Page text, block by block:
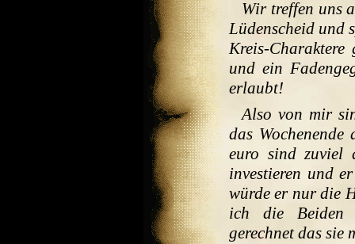
Wir treffen uns
Lüdenscheid und
Kreis-Charaktere
und ein
erlaubt!
Also von mir
das
euro sind zuviel
investieren und
würde er nur die
ich die Beiden
gerechnet das sie